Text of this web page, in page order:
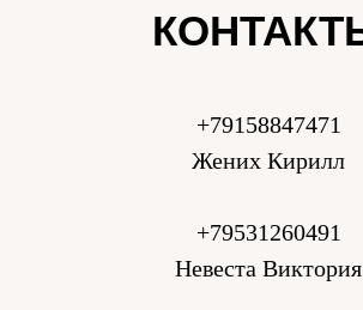
+79158847471
Жених Кирилл
+79531260491
Невеста Виктория